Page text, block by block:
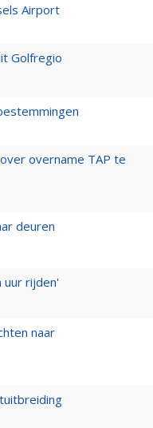
Airport
Golfregio
overname TAP te
deuren
uur rijden'
naar